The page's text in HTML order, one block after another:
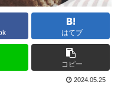
はてブ
コピー
2024.05.25